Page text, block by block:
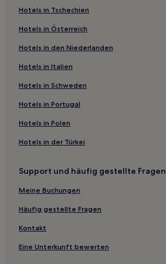
Hotels in Tschechien
Hotels in Österreich
Hotels in den Niederlanden
Hotels in Italien
Hotels in Schweden
Hotels in Portugal
Hotels in Polen
Hotels in der Türkei
Support und häufig gestellte Fragen
Meine Buchungen
Häufig gestellte Fragen
Kontakt
Eine Unterkunft bewerten